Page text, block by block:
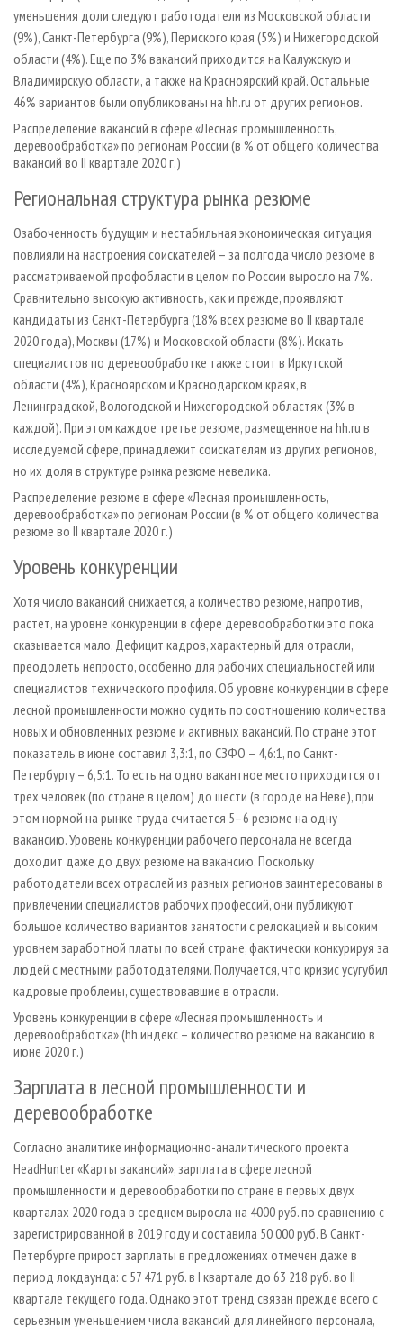
уменьшения доли следуют работодатели из Московской области
(9%), Санкт-Петербурга (9%), Пермского края (5%) и Нижегородской
области (4%). Еще по 3% вакансий приходится на Калужскую и
Владимирскую области, а также на Красноярский край. Остальные
46% вариантов были опубликованы на hh.ru от других регионов.
Распределение вакансий в сфере «Лесная промышленность,
деревообработка» по регионам России (в % от общего количества
вакансий во II квартале 2020 г.)
Региональная структура рынка резюме
Озабоченность будущим и нестабильная экономическая ситуация
повлияли на настроения соискателей – за полгода число резюме в
рассматриваемой профобласти в целом по России выросло на 7%.
Сравнительно высокую активность, как и прежде, проявляют
кандидаты из Санкт-Петербурга (18% всех резюме во II квартале
2020 года), Москвы (17%) и Московской области (8%). Искать
специалистов по деревообработке также стоит в Иркутской
области (4%), Красноярском и Краснодарском краях, в
Ленинградской, Вологодской и Нижегородской областях (3% в
каждой). При этом каждое третье резюме, размещенное на hh.ru в
исследуемой сфере, принадлежит соискателям из других регионов,
но их доля в структуре рынка резюме невелика.
Распределение резюме в сфере «Лесная промышленность,
деревообработка» по регионам России (в % от общего количества
резюме во II квартале 2020 г.)
Уровень конкуренции
Хотя число вакансий снижается, а количество резюме, напротив,
растет, на уровне конкуренции в сфере деревообработки это пока
сказывается мало. Дефицит кадров, характерный для отрасли,
преодолеть непросто, особенно для рабочих специальностей или
специалистов технического профиля. Об уровне конкуренции в сфере
лесной промышленности можно судить по соотношению количества
новых и обновленных резюме и активных вакансий. По стране этот
показатель в июне составил 3,3:1, по СЗФО – 4,6:1, по Санкт-
Петербургу – 6,5:1. То есть на одно вакантное место приходится от
трех человек (по стране в целом) до шести (в городе на Неве), при
этом нормой на рынке труда считается 5–6 резюме на одну
вакансию. Уровень конкуренции рабочего персонала не всегда
доходит даже до двух резюме на вакансию. Поскольку
работодатели всех отраслей из разных регионов заинтересованы в
привлечении специалистов рабочих профессий, они публикуют
большое количество вариантов занятости с релокацией и высоким
уровнем заработной платы по всей стране, фактически конкурируя за
людей с местными работодателями. Получается, что кризис усугубил
кадровые проблемы, существовавшие в отрасли.
Уровень конкуренции в сфере «Лесная промышленность и
деревообработка» (hh.индекс – количество резюме на вакансию в
июне 2020 г.)
Зарплата в лесной промышленности и
деревообработке
Согласно аналитике информационно-аналитического проекта
HeadHunter «Карты вакансий», зарплата в сфере лесной
промышленности и деревообработки по стране в первых двух
кварталах 2020 года в среднем выросла на 4000 руб. по сравнению с
зарегистрированной в 2019 году и составила 50 000 руб. В Санкт-
Петербурге прирост зарплаты в предложениях отмечен даже в
период локдаунда: с 57 471 руб. в I квартале до 63 218 руб. во II
квартале текущего года. Однако этот тренд связан прежде всего с
серьезным уменьшением числа вакансий для линейного персонала,